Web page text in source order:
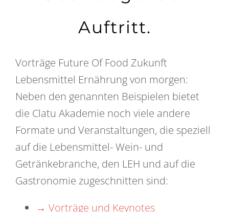
Auftritt.
Vorträge Future Of Food Zukunft
Lebensmittel Ernährung von morgen:
Neben den genannten Beispielen bietet
die Clatu Akademie noch viele andere
Formate und Veranstaltungen, die speziell
auf die Lebensmittel- Wein- und
Getränkebranche, den LEH und auf die
Gastronomie zugeschnitten sind:
→ Vorträge und Keynotes